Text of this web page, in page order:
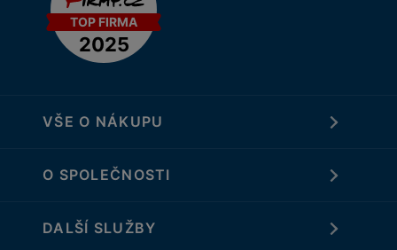
VŠE O NÁKUPU
O SPOLEČNOSTI
DALŠÍ SLUŽBY